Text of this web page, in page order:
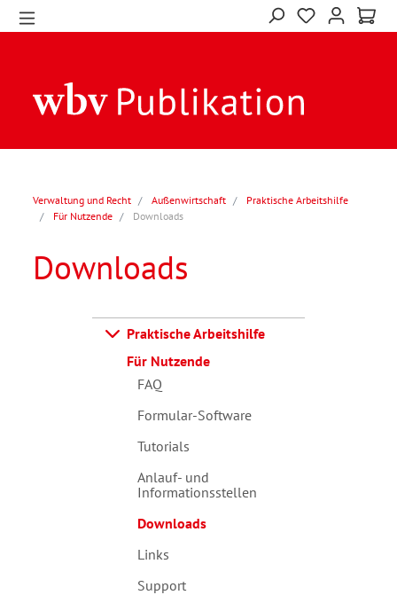
Verwaltung und Recht Außenwirtschaft
Praktische Arbeitshilfe
Für Nutzende
Downloads
Downloads
Praktische Arbeitshilfe
Für Nutzende
FAQ
Formular-Software
Tutorials
Anlauf- und
Informationsstellen
Downloads
Links
Support